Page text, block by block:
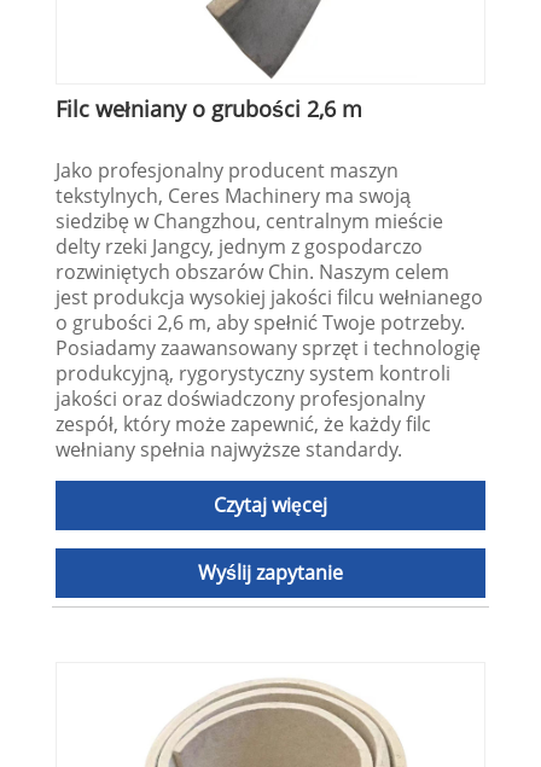
Filc wełniany o grubości 2,6 m
Jako profesjonalny producent maszyn
tekstylnych, Ceres Machinery ma swoją
siedzibę w Changzhou, centralnym mieście
delty rzeki Jangcy, jednym z gospodarczo
rozwiniętych obszarów Chin. Naszym celem
jest produkcja wysokiej jakości filcu wełnianego
o grubości 2,6 m, aby spełnić Twoje potrzeby.
Posiadamy zaawansowany sprzęt i technologię
produkcyjną, rygorystyczny system kontroli
jakości oraz doświadczony profesjonalny
zespół, który może zapewnić, że każdy filc
wełniany spełnia najwyższe standardy.
Czytaj więcej
Wyślij zapytanie